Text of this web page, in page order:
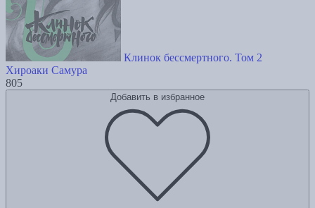
Клинок бессмертного. Том 2
Хироаки Самура
805
Добавить в избранное